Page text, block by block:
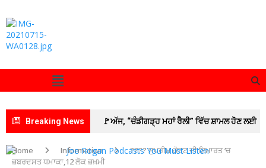
Breaking News 🚩ਅੱਜ, “ਚੰਡੀਗੜ੍ਹ ਮਹਾਂ ਰੈਲੀ” ਵਿੱਚ ਸ਼ਾਮਲ ਹੋਣ ਲਈ
ਡੀ.ਸੀ. ਦਫ਼ਤਰ ਯੂਨੀਅਨ ਪਟਿਆਲਾ ਦੇ ਕਰਮਚਾਰੀ
Home Information
???? ਸੁਪਰੀਮ ਕੋਰਟ ਦੀ ਇਮਾਰਤ ‘ਚ
ਜ਼ਬਰਦਸਤ ਧਮਾਕਾ,12 ਲੋਕ ਜ਼ਖ਼ਮੀ